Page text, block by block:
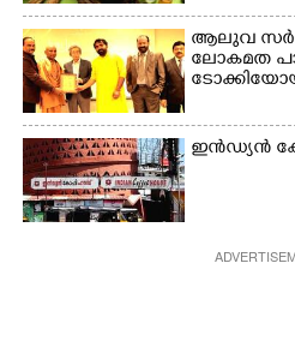
ആലുവ
ലോകമത
ഇൻഡ്യൻ